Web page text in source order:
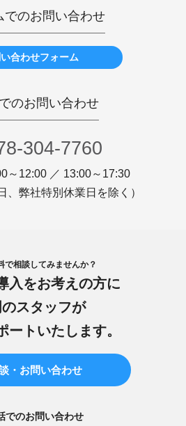
でのお問い合わせ
合わせフォーム
のお問い合わせ
304-7760
～12:00 ／ 13:00～17:30
、弊社特別休業日を除く）
で相談してみませんか？
入をお考えの方に
スタッフが
ートいたします。
・お問い合わせ
でのお問い合わせ